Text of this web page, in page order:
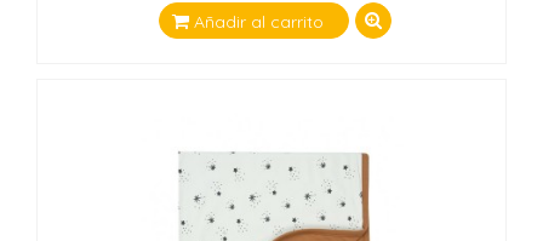
Añadir al carrito